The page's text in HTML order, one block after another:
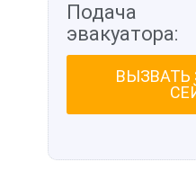
Подача
эвакуатора:
ВЫЗВАТЬ